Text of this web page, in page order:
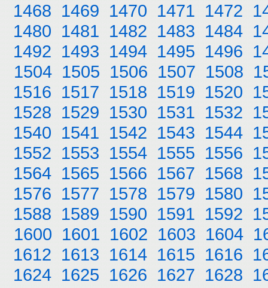
1468 1469 1470 1471 1472
1480 1481 1482 1483 1484
1492 1493 1494 1495 1496
1504 1505 1506 1507 1508
1516 1517 1518 1519 1520
1528 1529 1530 1531 1532
1540 1541 1542 1543 1544
1552 1553 1554 1555 1556
1564 1565 1566 1567 1568
1576 1577 1578 1579 1580
1588 1589 1590 1591 1592
1600 1601 1602 1603 1604
1612 1613 1614 1615 1616
1624 1625 1626 1627 1628